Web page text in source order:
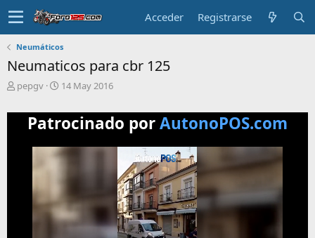
Acceder Registrarse
Neumáticos
Neumaticos para cbr 125
T
m
pepgv
F
c
h
d
e
c
i
14 May 2016
Patrocinado porAutonoPOS.com